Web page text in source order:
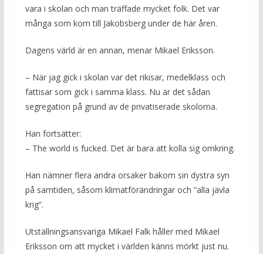
vara i skolan och man träffade mycket folk. Det var
många som kom till Jakobsberg under de här åren.
Dagens värld är en annan, menar Mikael Eriksson.
– När jag gick i skolan var det rikisar, medelklass och
fattisar som gick i samma klass. Nu är det sådan
segregation på grund av de privatiserade skolorna.
Han fortsätter:
– The world is fucked. Det är bara att kolla sig omkring.
Han nämner flera andra orsaker bakom sin dystra syn
på samtiden, såsom klimatförändringar och ”alla jävla
krig”.
Utställningsansvariga Mikael Falk håller med Mikael
Eriksson om att mycket i världen känns mörkt just nu.